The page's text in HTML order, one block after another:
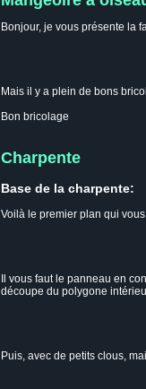
Bonjour, je vous présente la
Mais il y a plein de bons
Bon bricolage
Charpente
Base de la charpente:
Voilà le premier plan qui
Il vous faut le panneau en
découpe du polygone
Puis, avec de petits clous,